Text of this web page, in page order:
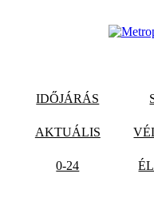
IDŐJÁRÁS
AKTUÁLIS
0-24